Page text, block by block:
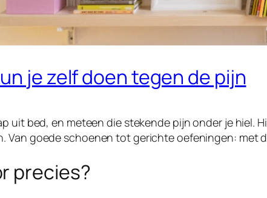
je zelf doen tegen de pijn
uit bed, en meteen die stekende pijn onder je hiel.
Van goede schoenen tot gerichte oefeningen: met
precies?